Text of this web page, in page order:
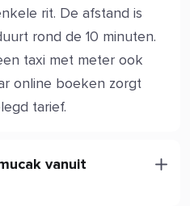
rit. De afstand is
rond de 10 minuten.
taxi met meter ook
online boeken zorgt
tarief.
vanuit